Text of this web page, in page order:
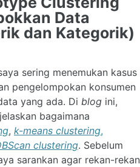
Data
dan Kategorik)
sering menemukan kasus
pengelompokan konsumen
yang ada. Di blog ini,
bagaimana
, k-means clustering,
clustering. Sebelum
sarankan agar rekan-rekan